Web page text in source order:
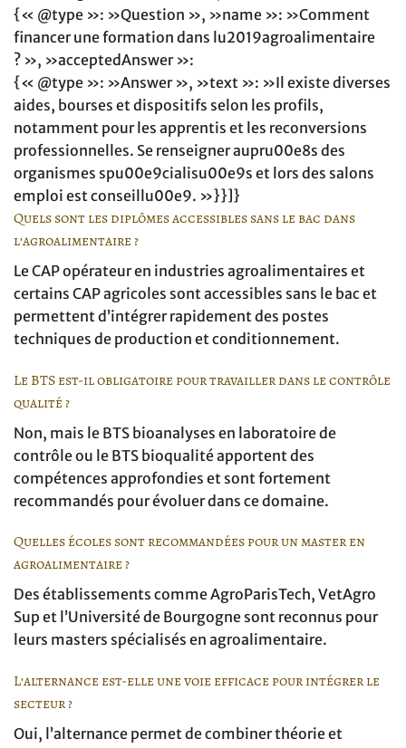
{« @type »: »Question », »name »: »Comment
financer une formation dans lu2019agroalimentaire
? », »acceptedAnswer »:
{« @type »: »Answer », »text »: »Il existe diverses
aides, bourses et dispositifs selon les profils,
notamment pour les apprentis et les reconversions
professionnelles. Se renseigner aupru00e8s des
organismes spu00e9cialisu00e9s et lors des salons
emploi est conseillu00e9. »}}]}
Quels sont les diplômes accessibles sans le bac dans
l’agroalimentaire ?
Le CAP opérateur en industries agroalimentaires et
certains CAP agricoles sont accessibles sans le bac et
permettent d’intégrer rapidement des postes
techniques de production et conditionnement.
Le BTS est-il obligatoire pour travailler dans le contrôle
qualité ?
Non, mais le BTS bioanalyses en laboratoire de
contrôle ou le BTS bioqualité apportent des
compétences approfondies et sont fortement
recommandés pour évoluer dans ce domaine.
Quelles écoles sont recommandées pour un master en
agroalimentaire ?
Des établissements comme AgroParisTech, VetAgro
Sup et l’Université de Bourgogne sont reconnus pour
leurs masters spécialisés en agroalimentaire.
L’alternance est-elle une voie efficace pour intégrer le
secteur ?
Oui, l’alternance permet de combiner théorie et